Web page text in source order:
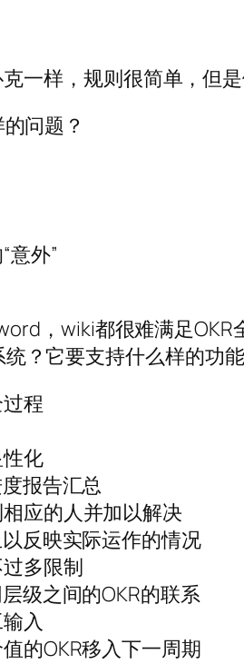
一样，规则很简单，但是
问题？
意外”
，wiki都很难满足
？它要支持什么样的功
程
化
报告汇总
应的人并加以解决
反映实际运作的情况
多限制
级之间的OKR的联系
入
的OKR移入下一周期